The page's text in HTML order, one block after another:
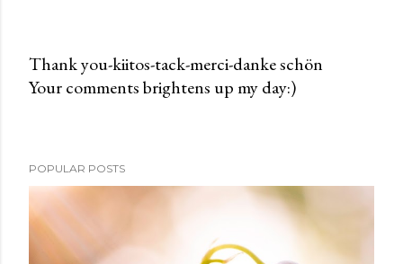
P
a
C
o
m
Thank you-kiitos-tack-merci-danke schön
Your comments brightens up my day:)
POPULAR POSTS